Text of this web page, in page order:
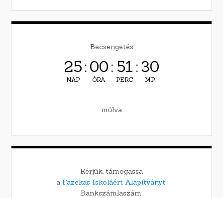
Becsengetés
25
NAP
:00
ÓRA
: 51
PERC
:29
MP
múlva
Kérjük, támogassa
a Fazekas Iskoláért Alapítványt!
Bankszámlaszám: